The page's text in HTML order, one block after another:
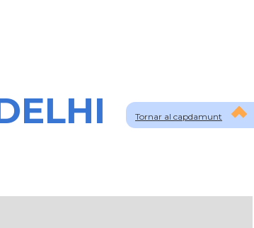
Tornar al capdamunt